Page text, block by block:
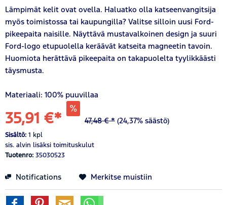
Lämpimät kelit ovat ovella. Haluatko olla katseenvangitsija
myös toimistossa tai kaupungilla? Valitse silloin uusi Ford-
pikeepaita naisille. Näyttävä mustavalkoinen design ja suuri
Ford-logo etupuolella keräävät katseita magneetin tavoin.
Huomiota herättävä pikeepaita on takapuolelta tyylikkäästi
täysmusta.
Materiaali: 100% puuvillaa
35,91 €* 47,48 € * (24,37% säästö)
Sisältö: 1 kpl
sis. alvin lisäksi toimituskulut
Tuotenro: 35030523
Notifications Merkitse muistiin